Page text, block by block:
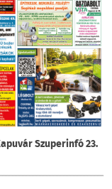
Szuperinfó 23.